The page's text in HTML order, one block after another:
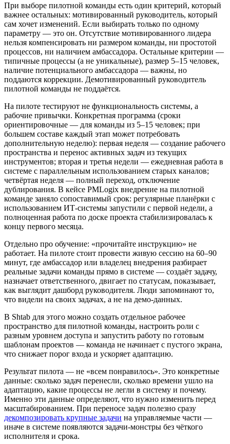
При выборе пилотной команды есть один критерий, который
важнее остальных: мотивированный руководитель, который
сам хочет изменений. Если выбирать только по одному
параметру — это он. Отсутствие мотивированного лидера
нельзя компенсировать ни размером команды, ни простотой
процессов, ни наличием амбассадора. Остальные критерии —
типичные процессы (а не уникальные), размер 5–15 человек,
наличие потенциального амбассадора — важны, но
поддаются коррекции. Демотивированный руководитель
пилотной команды не поддаётся.
На пилоте тестируют не функциональность системы, а
рабочие привычки. Конкретная программа (сроки
ориентировочные — для команды из 5–15 человек; при
большем составе каждый этап может потребовать
дополнительную неделю): первая неделя — создание рабочего
пространства и перенос активных задач из текущих
инструментов; вторая и третья недели — ежедневная работа в
системе с параллельным использованием старых каналов;
четвёртая неделя — полный переход, отключение
дублирования. В кейсе PMLogix внедрение на пилотной
команде заняло сопоставимый срок: регулярные планёрки с
использованием ИТ-системы запустили с первой недели, а
полноценная работа по доске проекта стабилизировалась к
концу первого месяца.
Отдельно про обучение: «прочитайте инструкцию» не
работает. На пилоте стоит провести живую сессию на 60–90
минут, где амбассадор или владелец внедрения разбирает
реальные задачи команды прямо в системе — создаёт задачу,
назначает ответственного, двигает по статусам, показывает,
как выглядит дашборд руководителя. Люди запоминают то,
что видели на своих задачах, а не на демо-данных.
В Shtab для этого можно создать отдельное рабочее
пространство для пилотной команды, настроить роли с
разным уровнем доступа и запустить работу по готовым
шаблонам проектов — команда не начинает с пустого экрана,
что снижает порог входа и ускоряет адаптацию.
Результат пилота — не «всем понравилось». Это конкретные
данные: сколько задач перенесли, сколько времени ушло на
адаптацию, какие процессы не легли в систему и почему.
Именно эти данные определяют, что нужно изменить перед
масштабированием. При переносе задач полезно сразу
декомпозировать крупные задачи на управляемые части —
иначе в системе появляются задачи-монстры без чёткого
исполнителя и срока.